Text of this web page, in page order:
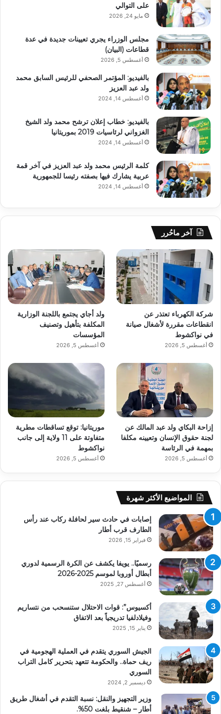
على التوالي
مايو 24, 2026
مجلس الوزراء يجري تعيينات جديدة في عدة
قطاعات (البيان)
أغسطس 5, 2026
بالفيديو: المؤتمر الصحفي للرئيس السابق محمد
ولد عبد العزيز
أغسطس 14, 2024
بالفيديو: خطاب إعلان ترشح محمد ولد الشيخ
الغزواني لرئاسيات 2019 بموريتانيا
أغسطس 14, 2024
كلمة الرئيس محمد ولد عبد العزيز في آخر قمة
عربية يشارك فيها بصفته رئيسا للجمهورية
أغسطس 14, 2024
آخر ماحُرر
شركة الكهرباء تعتذر عن
انقطاعات مقررة لأشغال صيانة
في نواكشوط
أغسطس 5, 2026
ولد أجاي يجتمع باللجنة الوزارية
المكلفة بتأهيل وتصنيف
المؤسسات
أغسطس 5, 2026
إزاحة البكاي ولد عبد المالك عن
لجنة حقوق الإنسان وتعيينه مكلفا
بمهمة في الرئاسة
أغسطس 5, 2026
موريتانيا: توقع تساقطات مطرية
متفاوتة على 11 ولاية إلى جانب
نواكشوط
أغسطس 5, 2026
المواضيع الأكثر شهرة
إصابات في حادث سير لحافلة ركاب عند رأس
الطارف قرب أطار
فبراير 15, 2026
رسميًا.. يويفا يكشف عن الكرة الرسمية لدوري
أبطال أوروبا لموسم 2025-2026
أغسطس 27, 2025
أكسيوس”: قوات الاحتلال ستنسحب من نتساريم
وفيلادلفيا تدريجياً بعد الاتفاق
يناير 15, 2025
الجيش السوري يتقدم في العملية الهجومية في
ريف حماة.. والحكومة تتعهد بتحرير كامل التراب
السوري
ديسمبر 2, 2024
وزير التجهيز والنقل: نسبة التقدم في أشغال طريق
أطار – شنقيط بلغت 50%.